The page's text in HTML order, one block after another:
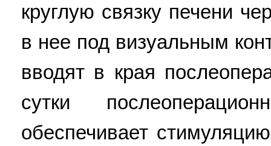
круглую связку печени
в нее под визуальным
вводят в края
сутки
обеспечивает